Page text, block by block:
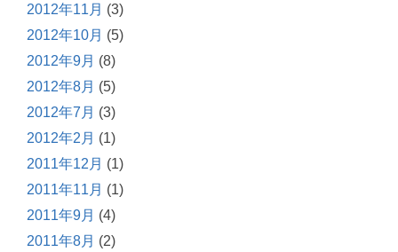
2012年11月 (3)
2012年10月 (5)
2012年9月 (8)
2012年8月 (5)
2012年7月 (3)
2012年2月 (1)
2011年12月 (1)
2011年11月 (1)
2011年9月 (4)
2011年8月 (2)